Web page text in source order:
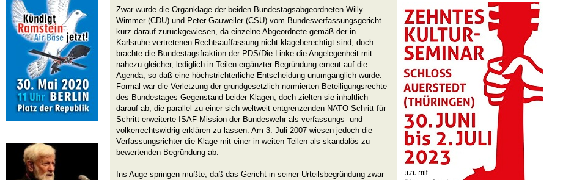
Zwar wurde die Organklage der beiden Bundestagsabgeordneten Willy
Wimmer (CDU) und Peter Gauweiler (CSU) vom Bundesverfassungsgericht
kurz darauf zurückgewiesen, da einzelne Abgeordnete gemäß der in
Karlsruhe vertretenen Rechtsauffassung nicht klageberechtigt sind, doch
brachte die Bundestagsfraktion der PDS/Die Linke die Angelegenheit mit
nahezu gleicher, lediglich in Teilen ergänzter Begründung erneut auf die
Agenda, so daß eine höchstrichterliche Entscheidung unumgänglich wurde.
Formal war die Verletzung der grundgesetzlich normierten Beteiligungsrechte
des Bundestages Gegenstand beider Klagen, doch zielten sie inhaltlich
darauf ab, die parallel zu einer sich weltweit entgrenzenden NATO Schritt für
Schritt erweiterte ISAF-Mission der Bundeswehr als verfassungs- und
völkerrechtswidrig erklären zu lassen. Am 3. Juli 2007 wiesen jedoch die
Verfassungsrichter die Klage mit einer in weiten Teilen als skandalös zu
bewertenden Begründung ab.
Ins Auge springen mußte, daß das Gericht in seiner Urteilsbegründung zwar